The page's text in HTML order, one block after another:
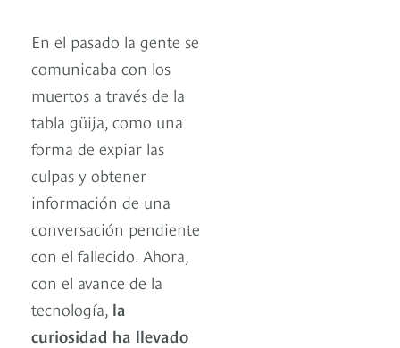
En el pasado la gente se
comunicaba con los
muertos a través de la
tabla güija, como una
forma de expiar las
culpas y obtener
información de una
conversación pendiente
con el fallecido. Ahora,
con el avance de la
tecnología, la
curiosidad ha llevado